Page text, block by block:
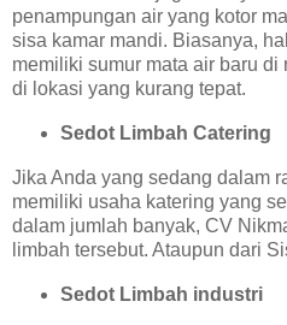
penampungan air yang kotor
sisa kamar mandi. Biasanya,
memiliki sumur mata air baru di
di lokasi yang kurang tepat.
Sedot Limbah Catering
Jika Anda yang sedang dalam
memiliki usaha katering yang
dalam jumlah banyak, CV
limbah tersebut. Ataupun dari
Sedot Limbah industri